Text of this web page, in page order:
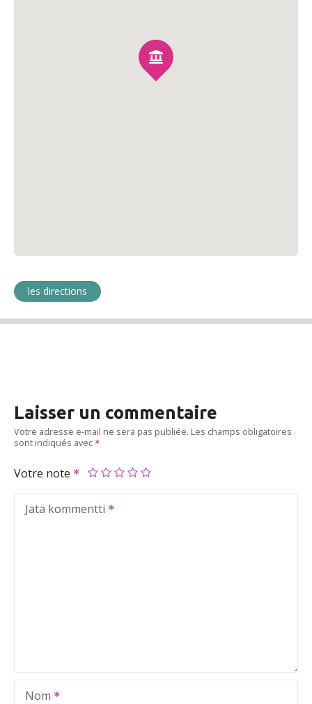
les directions
Laisser un commentaire
Votre adresse e-mail ne sera pas publiée. Les champs obligatoires
sont indiqués avec
Votre note
Jätä kommentti
Nom